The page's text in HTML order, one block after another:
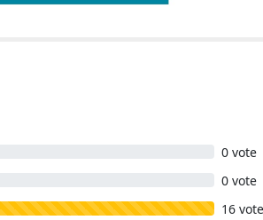
0 vote
0 vote
16